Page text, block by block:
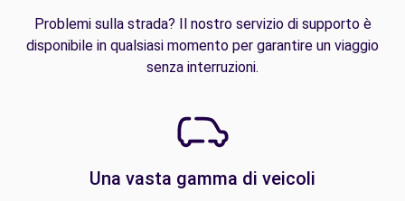
Problemi sulla strada? Il nostro servizio di supporto è
disponibile in qualsiasi momento per garantire un viaggio
senza interruzioni.
Una vasta gamma di veicoli